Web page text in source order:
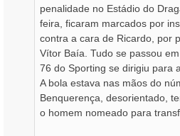
penalidade no Estádio do
feira, ficaram marcados por
contra a cara de Ricardo, por
Vítor Baía. Tudo se passou
76 do Sporting se dirigiu para
A bola estava nas mãos do
Benquerença, desorientado,
o homem nomeado para